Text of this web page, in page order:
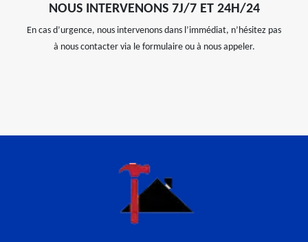
NOUS INTERVENONS 7J/7 ET 24H/24
En cas d’urgence, nous intervenons dans l’immédiat, n’hésitez pas
à nous contacter via le formulaire ou à nous appeler.